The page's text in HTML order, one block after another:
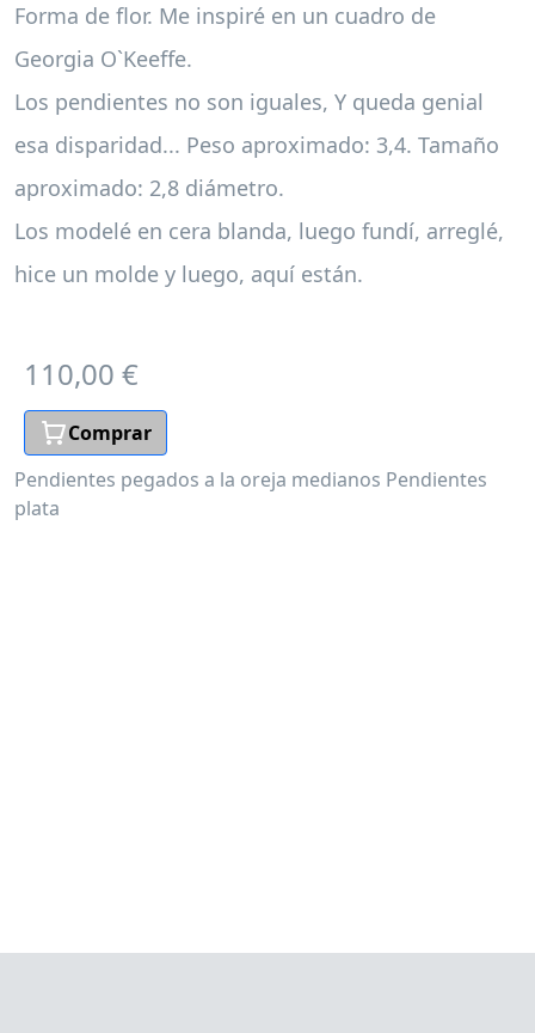
Forma de flor. Me inspiré en un cuadro de
Georgia O`Keeffe.
Los pendientes no son iguales, Y queda genial
esa disparidad... Peso aproximado: 3,4. Tamaño
aproximado: 2,8 diámetro.
Los modelé en cera blanda, luego fundí, arreglé,
hice un molde y luego, aquí están.
110,00 €
Comprar
Pendientes pegados a la oreja medianos Pendientes
plata